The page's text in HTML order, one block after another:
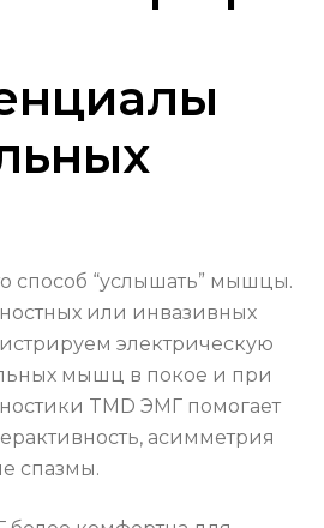
способ “услышать” мышцы.
или инвазивных
электрическую
мышц в покое и при
TMD ЭМГ помогает
асимметрия
спазмы.